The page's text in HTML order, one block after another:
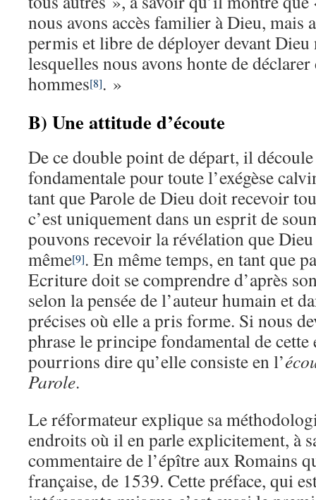
nous avons accès familier à Dieu, mais
permis et libre de déployer devant
lesquelles nous avons honte de déclarer
hommes[8]. »
B) Une attitude d’écoute
De ce double point de départ, il
fondamentale pour toute l’exégèse
tant que Parole de Dieu doit recevoir
c’est uniquement dans un esprit de
pouvons recevoir la révélation que
même[9]. En même temps, en tant que
Ecriture doit se comprendre d’après
selon la pensée de l’auteur humain et
précises où elle a pris forme. Si nous
phrase le principe fondamental de cette
pourrions dire qu’elle consiste en l’
Parole.
Le réformateur explique sa
endroits où il en parle explicitement, à
commentaire de l’épître aux Romains
française, de 1539. Cette préface, qui